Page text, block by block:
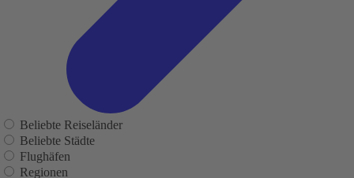
Beliebte Reiseländer
Beliebte Städte
Flughäfen
Regionen